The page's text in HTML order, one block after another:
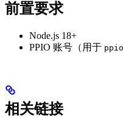
前置要求
Node.js 18+
PPIO 账号（用于
相关链接